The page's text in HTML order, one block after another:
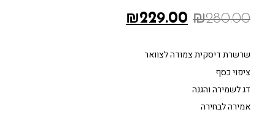
₪280.00
₪229.00
שרשרת דיסקית צמודה לצוואר
ציפוי כסף
דג לשמירה והגנה
אמירה לבחירה